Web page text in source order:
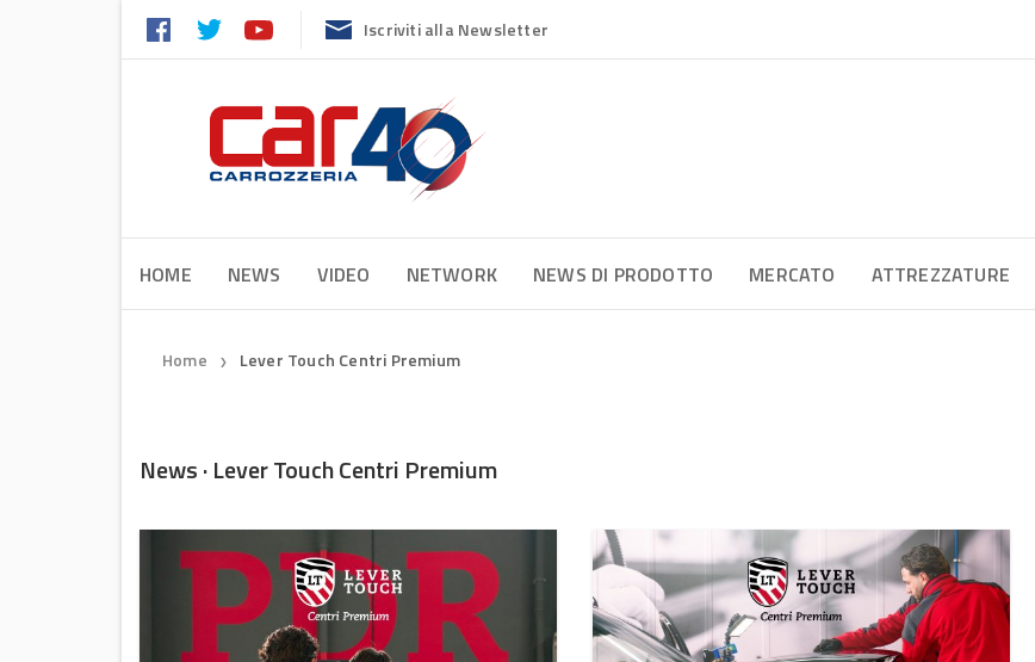
Iscriviti alla Newsletter
HOME NEWS VIDEO NETWORK NEWS DI PRODOTTO MERCATO ATTREZZATURE
Home ❯ Lever Touch Centri Premium
News · Lever Touch Centri Premium